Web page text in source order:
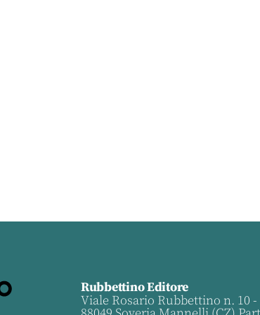
Rubbettino Editore
Viale Rosario Rubbettino n. 10 -